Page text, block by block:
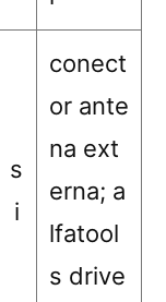
s
i
conect
or ante
na ext
erna; a
lfatool
s drive